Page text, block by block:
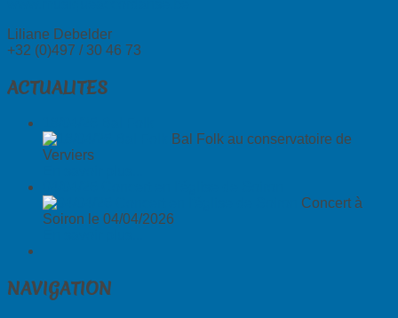
Liliane Debelder
+32 (0)497 / 30 46 73
ACTUALITES
Bal Folk au conservatoire de
Verviers
Concert à
Soiron le 04/04/2026
NAVIGATION